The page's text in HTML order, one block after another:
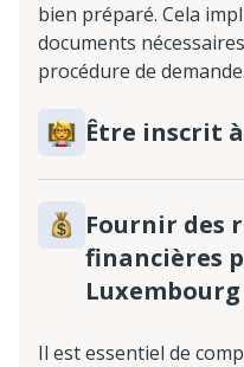
bien préparé. Cela
documents
procédure de demande.
Être inscrit
Fournir des
financières
Luxembourg
Il est essentiel de